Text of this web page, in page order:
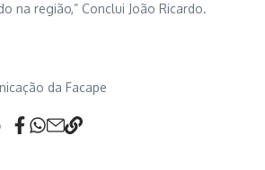
na região,” Conclui João Ricardo.
da Facape